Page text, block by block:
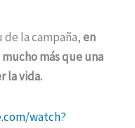
la campaña,en
más que una
la vida.
watch?